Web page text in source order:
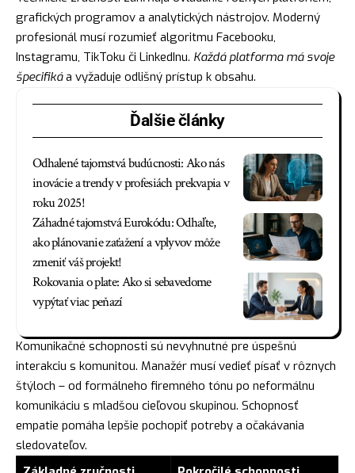
grafických programov a analytických nástrojov. Moderný
profesionál musí rozumieť algoritmu Facebooku,
Instagramu, TikToku či LinkedInu. Každá platforma má svoje
špecifikáa vyžaduje odlišný prístup k obsahu.
Ďalšie články
Odhalené tajomstvá budúcnosti: Ako nás
inovácie a trendy v profesiách prekvapia v
roku 2025!
Záhadné tajomstvá Eurokódu: Odhaľte,
ako plánovanie zaťažení a vplyvov môže
zmeniť váš projekt!
Rokovania o plate: Ako si sebavedome
vypýtať viac peňazí
Komunikačné schopnosti sú nevyhnutné pre úspešnú
interakciu s komunitou. Manažér musí vedieť písať v rôznych
štýloch – od formálneho firemného tónu po neformálnu
komunikáciu s mladšou cieľovou skupinou. Schopnosť
empatie pomáha lepšie pochopiť potreby a očakávania
sledovateľov.